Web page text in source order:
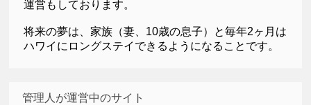
運営もしております。
将来の夢は、家族（妻、10歳の息子）と毎年2ヶ月は
ハワイにロングステイできるようになることです。
管理人が運営中のサイト